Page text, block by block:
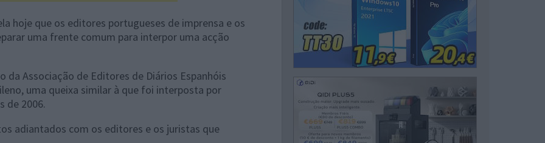
hoje que os editores portugueses de imprensa e os
uma frente comum para interpor uma acção
da Associação de Editores de Diários Espanhóis
uma queixa similar à que foi interposta por
de 2006.
adiantados com os editores e os juristas que